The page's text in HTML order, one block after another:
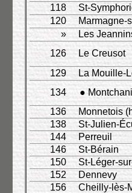
118
St-
120
Marmagne-
»
Les
126
Le Creusot
129
La Mouille-
134
●
136
Monnetois
138
St-Julien-
144
Perreuil
146
St-Bérain
150
St-Léger-
152
Dennevy
156
Cheilly-lès-